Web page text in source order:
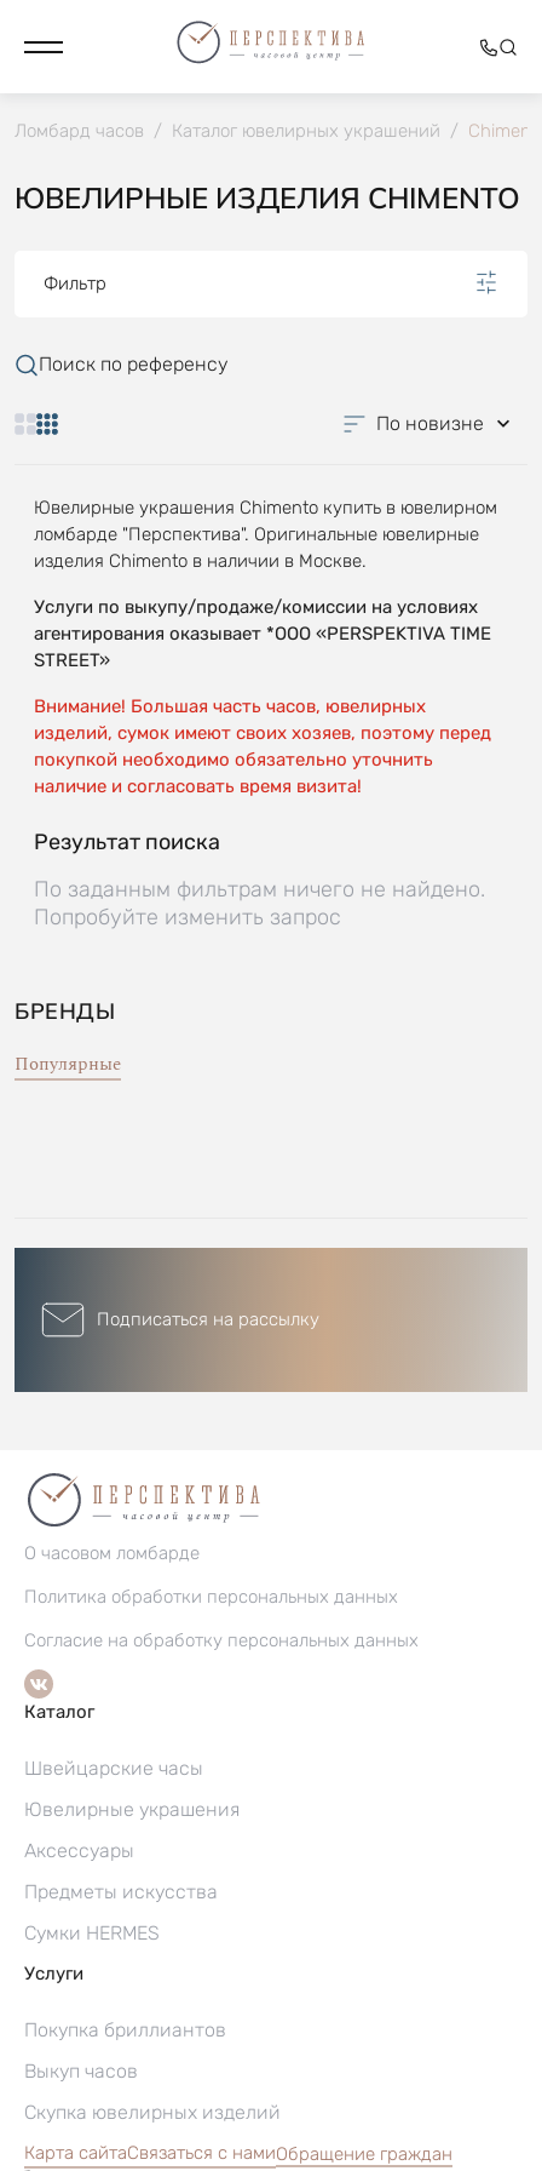
Ломбард часов / Каталог ювелирных украшений /
ЮВЕЛИРНЫЕ ИЗДЕЛИЯ CHIMENTO
Фильтр
Поиск по референсу
По новизне
Ювелирные украшения Chimento купить в ювелирном
ломбарде "Перспектива". Оригинальные ювелирные
изделия Chimento в наличии в Москве.
Услуги по выкупу/продаже/комиссии на условиях
агентирования оказывает *OOO «PERSPEKTIVA TIME
STREET»
Внимание! Большая часть часов, ювелирных
изделий, сумок имеют своих хозяев, поэтому перед
покупкой необходимо обязательно уточнить
наличие и согласовать время визита!
Результат поиска
По заданным фильтрам ничего не найдено.
Попробуйте изменить запрос
БРЕНДЫ
Популярные
Подписаться на рассылку
О часовом ломбарде
Политика обработки персональных данных
Согласие на обработку персональных данных
Каталог
Швейцарские часы
Ювелирные украшения
Аксессуары
Предметы искусства
Сумки HERMES
Услуги
Покупка бриллиантов
Выкуп часов
Скупка ювелирных изделий
Карта сайтаСвязаться с намиОбращение граждан